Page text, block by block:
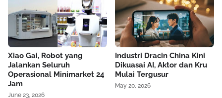
Xiao Gai, Robot yang
Jalankan Seluruh
Operasional Minimarket 24
Jam
June 23, 2026
Industri Dracin China Kini
Dikuasai AI, Aktor dan Kru
Mulai Tergusur
May 20, 2026